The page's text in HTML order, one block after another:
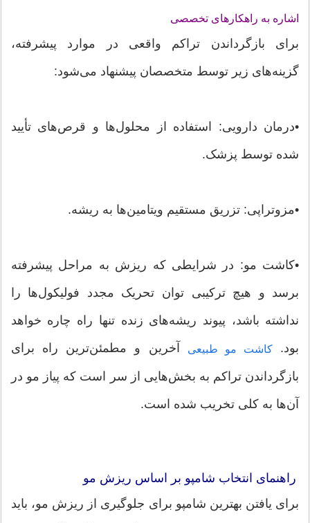
اشاره به راهکارهای تخصصی
برای بازگرداندن تراکم واقعی در موارد پیشرفته،
گزینه‌های زیر توسط متخصصان پیشنهاد می‌شود:
•درمان دارویی: استفاده از محلول‌ها و قرص‌های تأیید
شده توسط پزشک.
•مزوتراپی: تزریق مستقیم ویتامین‌ها به ریشه.
•کاشت مو: در شرایطی که ریزش به مراحل پیشرفته
برسد و هیچ ترکیبی توان تحریک مجدد فولیکول‌ها را
نداشته باشد، پیوند ریشه‌های زنده تنها راه چاره خواهد
بود.
کاشت مو طبیعی آخرین و مطمئن‌ترین راه برای
بازگرداندن تراکم به بخش‌هایی از سر است که پیاز مو در
آن‌ها به کلی تخریب شده است.
راهنمای انتخاب شامپو بر اساس ریزش مو
برای یافتن بهترین شامپو برای جلوگیری از ریزش مو، باید